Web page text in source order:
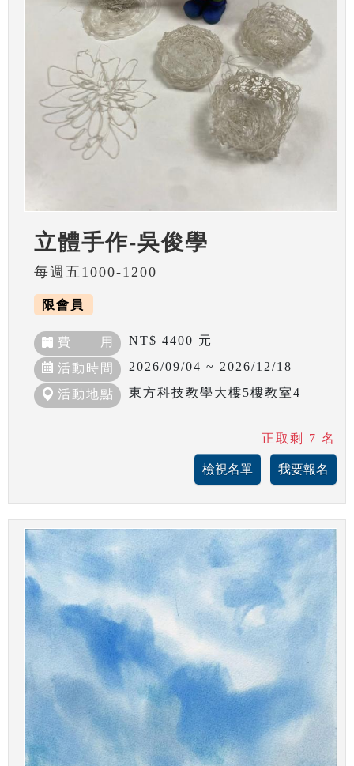
立體手作-吳俊學
每週五1000-1200
限會員
費 用 NT$ 4400 元
活動時間 2026/09/04 ~ 2026/12/18
活動地點 東方科技教學大樓5樓教室4
正取剩 7 名